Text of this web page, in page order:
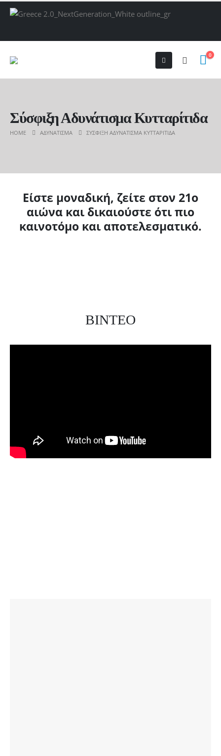
0
Σύσφιξη Αδυνάτισμα Κυτταρίτιδα
HOME ΑΔΥΝΆΤΙΣΜΑ ΣΎΣΦΙΞΗ ΑΔΥΝΆΤΙΣΜΑ ΚΥΤΤΑΡΊΤΙΔΑ
Είστε μοναδική, ζείτε στον 21ο
αιώνα και δικαιούστε ότι πιο
καινοτόμο και αποτελεσματικό.
ΒΙΝΤΕΟ